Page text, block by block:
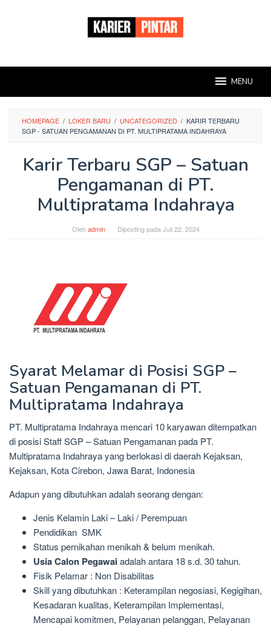
MENU
HOMEPAGE / LOKER BARU / UNCATEGORIZED / KARIR TERBARU
SGP - SATUAN PENGAMANAN DI PT. MULTIPRATAMA INDAHRAYA
Karir Terbaru SGP – Satuan
Pengamanan di PT.
Multipratama Indahraya
Olehadmin Diposting pada Juli 22, 2024
Syarat Melamar di Posisi SGP –
Satuan Pengamanan di PT.
Multipratama Indahraya
PT. Multipratama Indahraya mencari 10 karyawan ditempatkan
di posisi Staff SGP – Satuan Pengamanan pada PT.
Multipratama Indahraya yang berlokasi di daerah Kejaksan,
Kejaksan, Kota Cirebon, Jawa Barat, Indonesia
Adapun yang dibutuhkan adalah seorang dengan:
Jenis Kelamin Laki – Laki / Perempuan
Pendidikan SMK
Status pernikahan menikah & belum menikah.
Usia Calon Pegawaiadalah antara 18 s.d. 30 tahun.
Fisik Pelamar : Non Disabilitas
Skill yang dibutuhkan : Keterampilan negosiasi, Kegigihan,
Kesadaran kualitas, Keterampilan Implementasi,
Mencapai komitmen, Pelayanan pelanggan, Pelayanan